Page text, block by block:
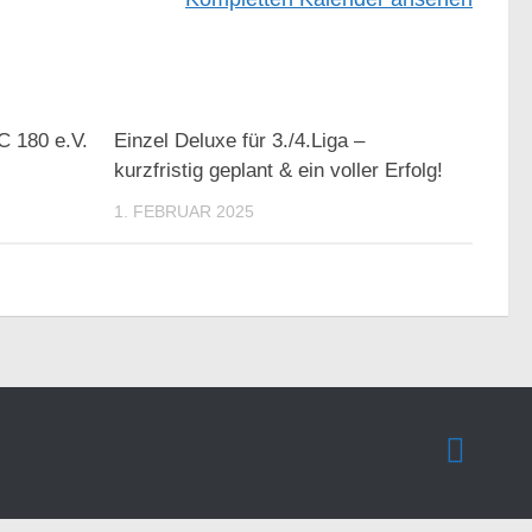
180 e.V.
Einzel Deluxe für 3./4.Liga –
kurzfristig geplant & ein voller Erfolg!
1. FEBRUAR 2025